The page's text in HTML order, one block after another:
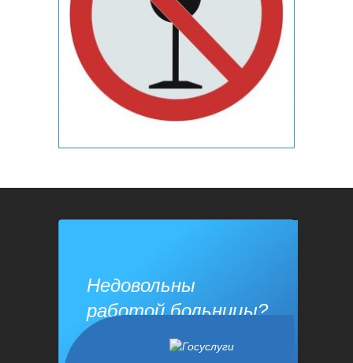
Недовольны
работой больницы?